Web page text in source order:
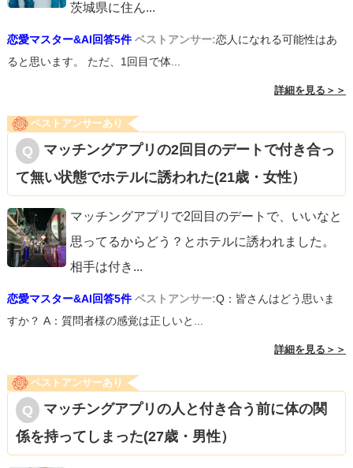
茨城県に住ん...
恋愛マスター&AI回答5件 ベストアンサー:恋人になれる可能性はあ
ると思います。 ただ、1回目で体...
詳細を見る＞＞
ベストアンサーあり
マッチングアプリの2回目のデートで付き合っ
て無い状態でホテルに誘われた(21歳・女性）
マッチングアプリで2回目のデートで、いいなと
思ってるからどう？とホテルに誘われました。
相手は付き ...
恋愛マスター&AI回答5件 ベストアンサー:Q：皆さんはどう思いま
すか？ A：質問者様の感覚は正しいと...
詳細を見る＞＞
ベストアンサーあり
マッチングアプリの人と付き合う前に体の関
係を持ってしまった(27歳・男性）